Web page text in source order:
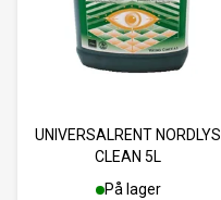
UNIVERSALRENT NORDLYS
CLEAN 5L
På lager